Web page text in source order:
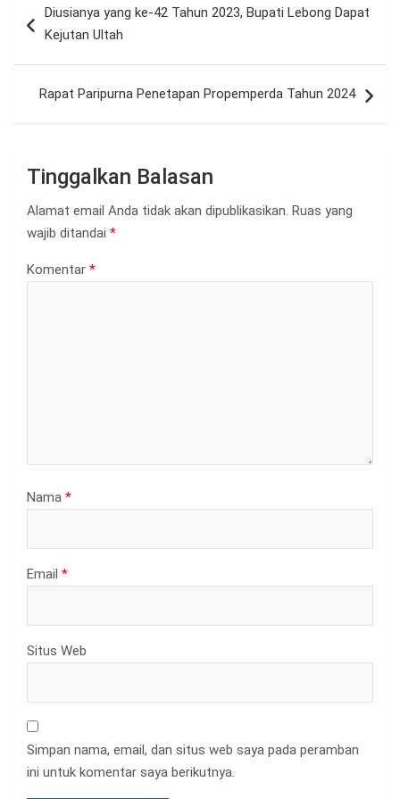
posDiusianya yang ke-42 Tahun 2023, Bupati Lebong Dapat
Kejutan Ultah
Rapat Paripurna Penetapan Propemperda Tahun 2024
Tinggalkan Balasan
Alamat email Anda tidak akan dipublikasikan. Ruas yang
wajib ditandai *
Komentar *
Nama *
Email *
Situs Web
Simpan nama, email, dan situs web saya pada peramban
ini untuk komentar saya berikutnya.